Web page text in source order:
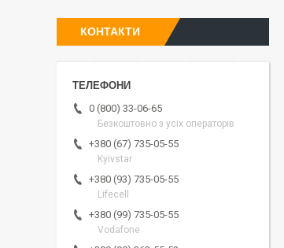
КОНТАКТИ
0 (800) 33-06-65
Безкоштовно з усіх операторів
+380 (67) 735-05-55
Kyivstar
+380 (93) 735-05-55
Lifecell
+380 (99) 735-05-55
Vodafone